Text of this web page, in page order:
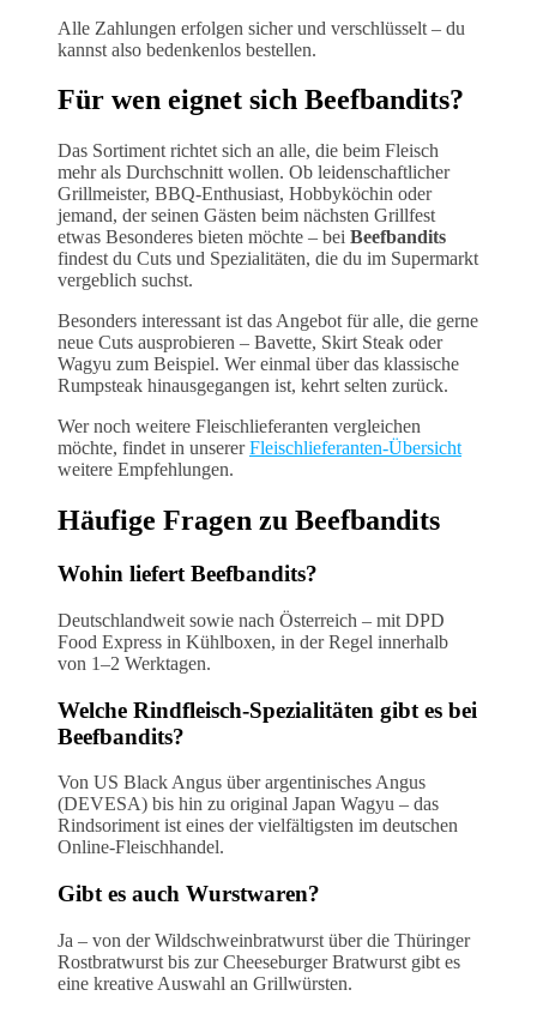
Alle Zahlungen erfolgen sicher und verschlüsselt – du
kannst also bedenkenlos bestellen.
Für wen eignet sich Beefbandits?
Das Sortiment richtet sich an alle, die beim Fleisch
mehr als Durchschnitt wollen. Ob leidenschaftlicher
Grillmeister, BBQ-Enthusiast, Hobbyköchin oder
jemand, der seinen Gästen beim nächsten Grillfest
etwas Besonderes bieten möchte – bei Beefbandits
findest du Cuts und Spezialitäten, die du im Supermarkt
vergeblich suchst.
Besonders interessant ist das Angebot für alle, die gerne
neue Cuts ausprobieren – Bavette, Skirt Steak oder
Wagyu zum Beispiel. Wer einmal über das klassische
Rumpsteak hinausgegangen ist, kehrt selten zurück.
Wer noch weitere Fleischlieferanten vergleichen
möchte, findet in unsererFleischlieferanten-Übersicht
weitere Empfehlungen.
Häufige Fragen zu Beefbandits
Wohin liefert Beefbandits?
Deutschlandweit sowie nach Österreich – mit DPD
Food Express in Kühlboxen, in der Regel innerhalb
von 1–2 Werktagen.
Welche Rindfleisch-Spezialitäten gibt es bei
Beefbandits?
Von US Black Angus über argentinisches Angus
(DEVESA) bis hin zu original Japan Wagyu – das
Rindsoriment ist eines der vielfältigsten im deutschen
Online-Fleischhandel.
Gibt es auch Wurstwaren?
Ja – von der Wildschweinbratwurst über die Thüringer
Rostbratwurst bis zur Cheeseburger Bratwurst gibt es
eine kreative Auswahl an Grillwürsten.